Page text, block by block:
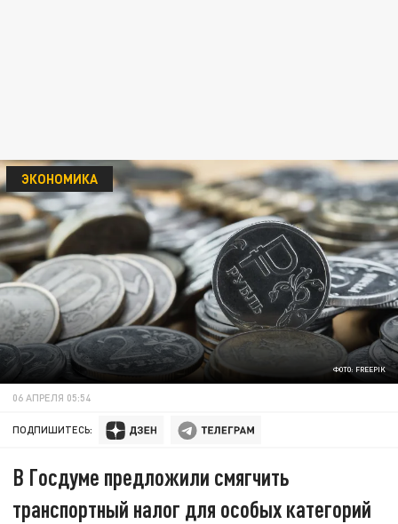
ФОТО: FREEPIK
ЭКОНОМИКА
06 АПРЕЛЯ 05:54
ПОДПИШИТЕСЬ:
В Госдуме предложили смягчить
транспортный налог для особых категорий